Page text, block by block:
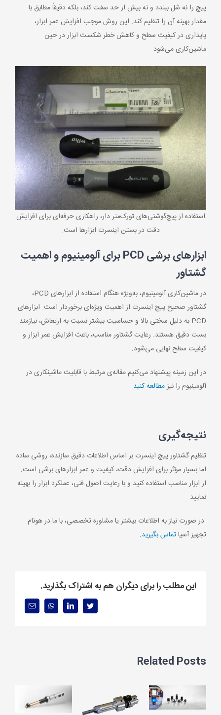
پیچ را نه شل ببندد و نه بیش از حد سفت کند، بلکه دقیقاً مطابق با
مقدار بهینه آن را تنظیم کند. این روش موجب افزایش عمر ابزار،
پایداری در کیفیت سطح و کاهش خطر شکست ابزار در حین
ماشین‌کاری می‌شود.
استفاده از پیچ‌گوشتی‌های تورک‌متر دار، راهکاری حرفه‌ای برای افزایش
دقت در بستن اینسرت ابزارها است.
ابزارهای برشی
برای آلومینیوم و اهمیت
گشتاور
در ماشین‌کاری آلومینیوم، به‌ویژه هنگام استفاده از ابزارهای PCD،
گشتاور صحیح پیچ اینسرت از اهمیت ویژه‌ای برخوردار است. ابزارهای
PCD به دلیل سختی بالا و حساسیت بیشتر نسبت به ارتعاش، نیازمند
بست دقیق هستند. رعایت گشتاور مناسب، باعث افزایش عمر ابزار و
کیفیت سطح نهایی می‌شود.
در این زمینه پیشنهاد می‌کنیم مقاله‌ی مرتبط با قابلیت ماشینکاری در
آلومینیوم را نیزمطالعه کنید.
نتیجه‌گیری
تنظیم گشتاور پیچ اینسرت بر اساس اطلاعات دقیق سازنده، روشی ساده
اما بسیار مؤثر برای افزایش دقت، کیفیت و عمر ابزارهای برشی است.
از ابزار مناسب استفاده کنید و با رعایت اصول فنی، عملکرد ابزار را بهینه
نمایید.
در صورت نیاز به اطلاعات بیشتر یا مشاوره تخصصی، با ما در هونام
تجهیز آسیاتماس بگیرید.
این مطلب را برای دیگران هم به اشتراک بگذارید.
Twitter
LinkedIn
WhatsApp
Email
Related Posts